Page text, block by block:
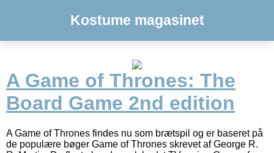
Kostume magasinet
A Game of Thrones: The
Board Game 2nd edition
A Game of Thrones findes nu som brætspil og er baseret på
de populære bøger Game of Thrones skrevet af George R.